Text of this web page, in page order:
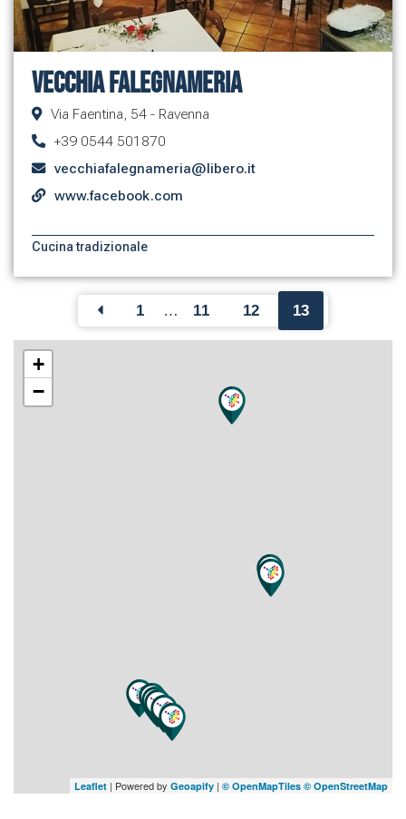
Vecchia falegnameria
Via Faentina, 54 - Ravenna
+39 0544 501870
vecchiafalegnameria@libero.it
www.facebook.com
Cucina tradizionale
1 … 11 12 13
+
−
Leaflet | Powered by Geoapify | © OpenMapTiles © OpenStreetMap